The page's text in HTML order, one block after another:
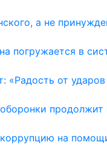
а не
погружается в
«Радость от
на